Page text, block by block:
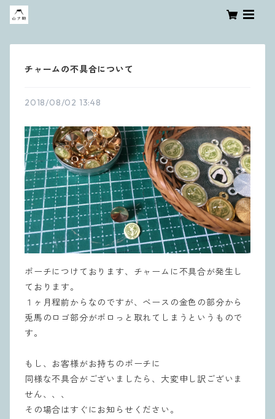
チャームの不具合について
2018/08/02 13:48
ポーチにつけております、チャームに不具合が発生し
ております。
１ヶ月程前からなのですが、ベースの金色の部分から
兎馬のロゴ部分がポロっと取れてしまうというもので
す。
もし、お客様がお持ちのポーチに
同様な不具合がございましたら、大変申し訳ございま
せん、、、
その場合はすぐにお知らせください。